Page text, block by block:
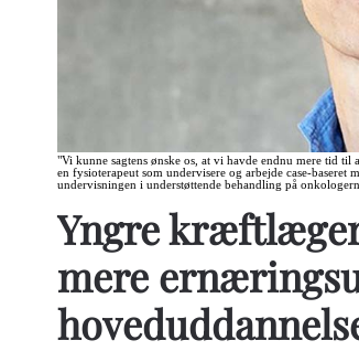
"Vi kunne sagtens ønske os, at vi havde endnu mere tid
en fysioterapeut som undervisere og arbejde case-baseret
undervisningen i understøttende behandling på
Yngre
mere